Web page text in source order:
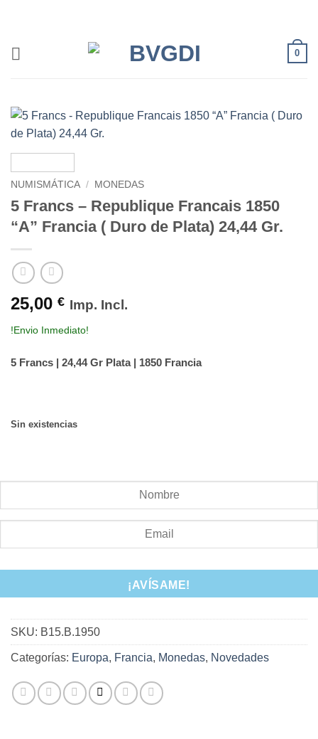
0
NUMISMÁTICA / MONEDAS
5 Francs – Republique Francais 1850
“A” Francia ( Duro de Plata) 24,44 Gr.
25,00 € Imp. Incl.
!Envio Inmediato!
5 Francs | 24,44 Gr Plata | 1850 Francia
Sin existencias
¡AVÍSAME!
SKU: B15.B.1950
Categorías: Europa, Francia, Monedas, Novedades